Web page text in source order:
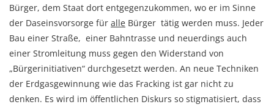
Bürger, dem Staat dort entgegenzukommen, wo er im Sinne
der Daseinsvorsorge für alle Bürger tätig werden muss. Jeder
Bau einer Straße, einer Bahntrasse und neuerdings auch
einer Stromleitung muss gegen den Widerstand von
„Bürgerinitiativen“ durchgesetzt werden. An neue Techniken
der Erdgasgewinnung wie das Fracking ist gar nicht zu
denken. Es wird im öffentlichen Diskurs so stigmatisiert, dass